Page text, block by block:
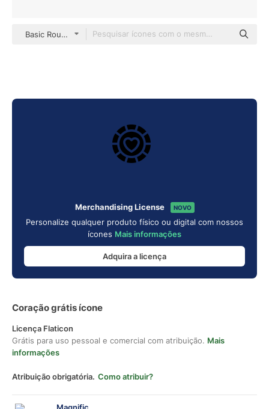
Basic Rounded Filled
Merchandising License NOVO
Personalize qualquer produto físico ou digital com nossos
ícones Mais informações
Adquira a licença
Coração grátis ícone
Licença Flaticon
Grátis para uso pessoal e comercial com atribuição. Mais
informações
Atribuição obrigatória. Como atribuir?